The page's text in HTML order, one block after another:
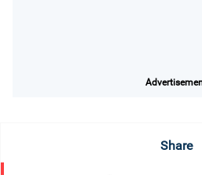
Share